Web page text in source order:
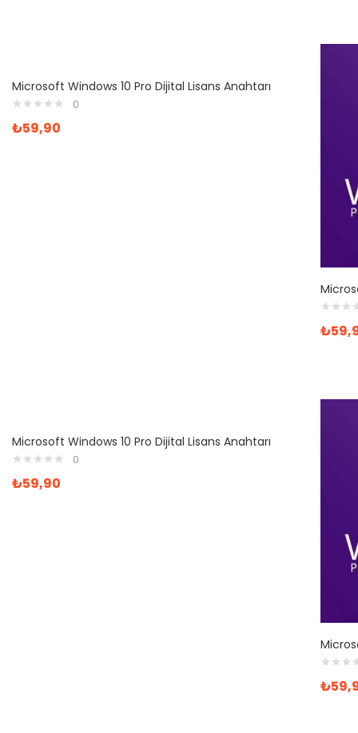
Microsoft Windows 10 Pro Dijital Lisans Anahtarı
0
₺59,90
₺
Microsoft Windows 10 Pro Dijital Lisans Anahtarı
0
₺59,90
₺